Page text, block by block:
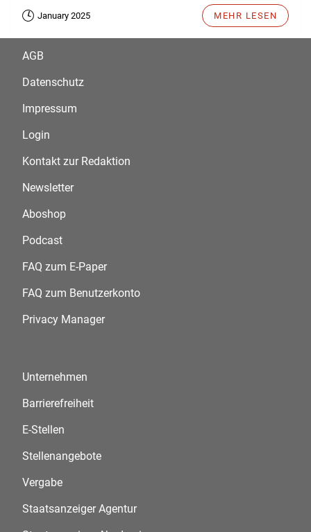
January 2025 MEHR LESEN
AGB
Datenschutz
Impressum
Login
Kontakt zur Redaktion
Newsletter
Aboshop
Podcast
FAQ zum E-Paper
FAQ zum Benutzerkonto
Privacy Manager
Unternehmen
Barrierefreiheit
E-Stellen
Stellenangebote
Vergabe
Staatsanzeiger Agentur